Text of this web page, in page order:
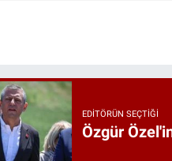
EDITÖRÜN SEÇTIĞI
Özgür